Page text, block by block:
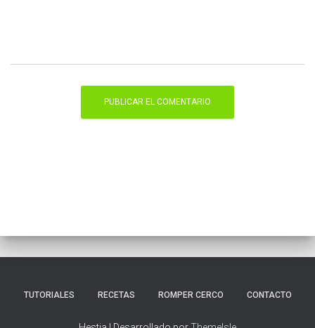
TUTORIALES RECETAS ROMPER CERCO CONTACTO